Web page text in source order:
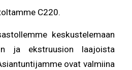
C220.
keskustelemaan
ja ekstruusion laajoista
ovat valmiina